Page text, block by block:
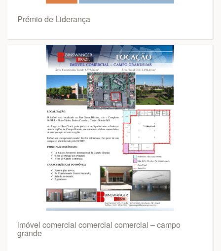
Prémio de Liderança
imóvel comercial comercial comercial – campo
grande